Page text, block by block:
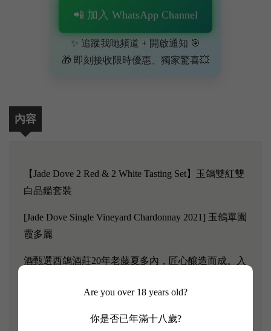
Are you over 18 years old?
你是否已年滿十八歲?
📲 加入 WhatsApp Channel
✨ 追蹤我哋頻道 + 開啟通知 🎯
🎁 即刻接收限時優惠、獨家驚喜💥
內容
【Jade Dove 2 Red & 2 White Tasting Set】玉鴿雙紅雙
白品鑑套裝
[Jade Dove Single Vineyard Chardonnay 2021] 玉鴿單園
霞多麗
酒甄選西鴿酒莊20年老藤夏多內，匠心釀造而成。入
時伴隨奶油及烘烤氣息。
[Jade Dove White 2021 玉鴿（國際版）干白]